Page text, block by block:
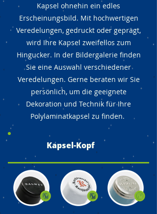
Kapsel ohnehin ein edles
Erscheinungsbild. Mit hochwertigen
Veredelungen, gedruckt oder geprägt,
wird Ihre Kapsel zweifellos zum
Hingucker. In der Bildergalerie finden
Sie eine Auswahl verschiedener
Veredelungen. Gerne beraten wir Sie
persönlich, um die geeignete
Dekoration und Technik für Ihre
Polylaminatkapsel zu finden.
Kapsel-Kopf